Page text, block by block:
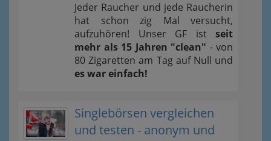
Jeder Raucher und jede Raucherin
hat schon zig Mal versucht,
aufzuhören! Unser GF ist seit
mehr als 15 Jahren "clean" - von
80 Zigaretten am Tag auf Null und
es war einfach!
Singlebörsen vergleichen
und testen - anonym und